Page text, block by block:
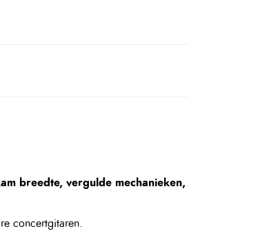
breedte, vergulde mechanieken,
concertgitaren.